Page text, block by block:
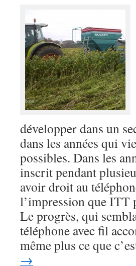
développer dans un
dans les années qui
possibles. Dans les
inscrit pendant
avoir droit au
l’impression que ITT
Le progrès, qui
téléphone avec fil
même plus ce que
→